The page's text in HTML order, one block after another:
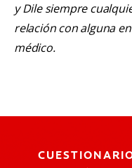
y Dile siempre
relación con alguna
médico.